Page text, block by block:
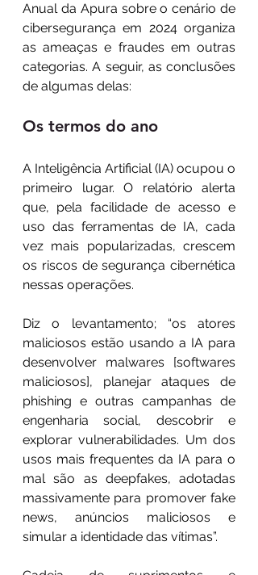
Anual da Apura sobre o cenário de
cibersegurança em 2024 organiza
as ameaças e fraudes em outras
categorias. A seguir, as conclusões
de algumas delas:
Os termos do ano
A Inteligência Artificial (IA) ocupou o
primeiro lugar. O relatório alerta
que, pela facilidade de acesso e
uso das ferramentas de IA, cada
vez mais popularizadas, crescem
os riscos de segurança cibernética
nessas operações.
Diz o levantamento; “os atores
maliciosos estão usando a IA para
desenvolver malwares [softwares
maliciosos], planejar ataques de
phishing e outras campanhas de
engenharia social, descobrir e
explorar vulnerabilidades. Um dos
usos mais frequentes da IA para o
mal são as deepfakes, adotadas
massivamente para promover fake
news, anúncios maliciosos e
simular a identidade das vítimas”.